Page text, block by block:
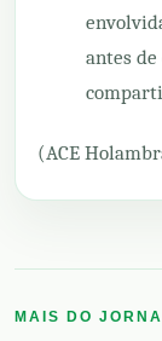
antes
(ACE
MAIS DO